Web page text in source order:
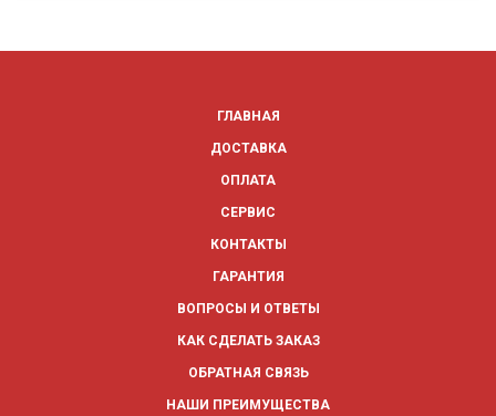
ГЛАВНАЯ
ДОСТАВКА
ОПЛАТА
СЕРВИС
КОНТАКТЫ
ГАРАНТИЯ
ВОПРОСЫ И ОТВЕТЫ
КАК СДЕЛАТЬ ЗАКАЗ
ОБРАТНАЯ СВЯЗЬ
НАШИ ПРЕИМУЩЕСТВА